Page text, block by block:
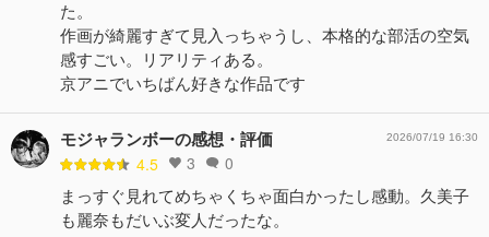
た。
作画が綺麗すぎて見入っちゃうし、本格的な部活の空気
感すごい。リアリティある。
京アニでいちばん好きな作品です
モジャランボーの感想・評価
4.5 3 0
2026/07/19 16:30
まっすぐ見れてめちゃくちゃ面白かったし感動。久美子
も麗奈もだいぶ変人だったな。